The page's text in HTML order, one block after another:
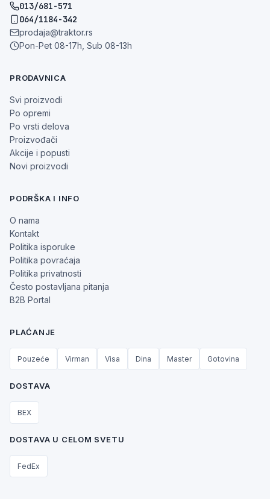
013/681-571
064/1184-342
prodaja@traktor.rs
Pon-Pet 08-17h, Sub 08-13h
PRODAVNICA
Svi proizvodi
Po opremi
Po vrsti delova
Proizvođači
Akcije i popusti
Novi proizvodi
PODRŠKA I INFO
O nama
Kontakt
Politika isporuke
Politika povraćaja
Politika privatnosti
Često postavljana pitanja
B2B Portal
PLAĆANJE
Pouzeće Virman Visa Dina Master Gotovina
DOSTAVA
BEX
DOSTAVA U CELOM SVETU
FedEx